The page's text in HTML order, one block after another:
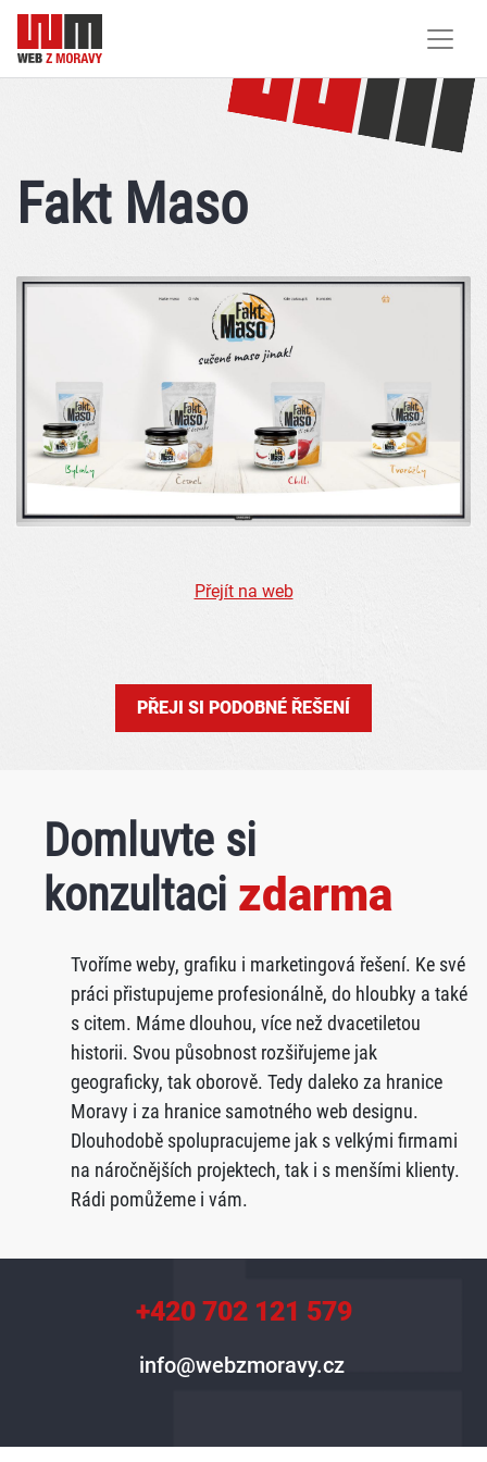
Fakt Maso
Přejít na web
PŘEJI SI PODOBNÉ ŘEŠENÍ
Domluvte si
konzultaci zdarma
Tvoříme weby, grafiku i marketingová řešení. Ke své
práci přistupujeme profesionálně, do hloubky a také
s citem. Máme dlouhou, více než dvacetiletou
historii. Svou působnost rozšiřujeme jak
geograficky, tak oborově. Tedy daleko za hranice
Moravy i za hranice samotného web designu.
Dlouhodobě spolupracujeme jak s velkými firmami
na náročnějších projektech, tak i s menšími klienty.
Rádi pomůžeme i vám.
+420 702 121 579
info@webzmoravy.cz